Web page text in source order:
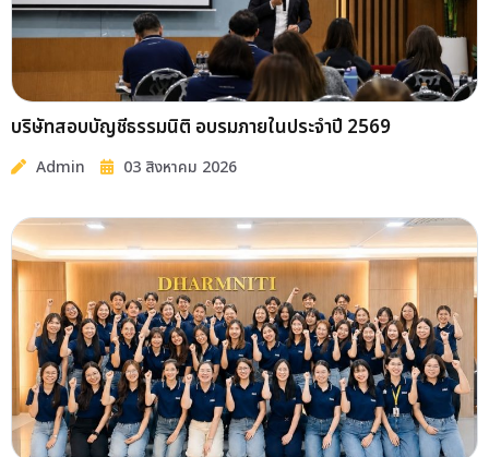
บริษัทสอบบัญชีธรรมนิติ อบรมภายในประจำปี 2569
Admin 03 สิงหาคม 2026